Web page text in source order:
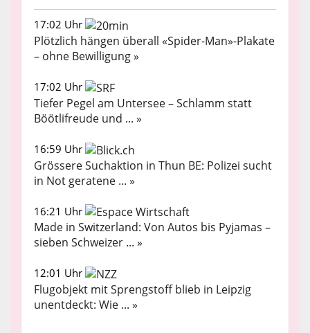
17:02 Uhr
Plötzlich hängen überall «Spider-Man»-Plakate
– ohne Bewilligung »
17:02 Uhr
Tiefer Pegel am Untersee – Schlamm statt
Böötlifreude und ... »
16:59 Uhr
Grössere Suchaktion in Thun BE: Polizei sucht
in Not geratene ... »
16:21 Uhr
Made in Switzerland: Von Autos bis Pyjamas –
sieben Schweizer ... »
12:01 Uhr
Flugobjekt mit Sprengstoff blieb in Leipzig
unentdeckt: Wie ... »